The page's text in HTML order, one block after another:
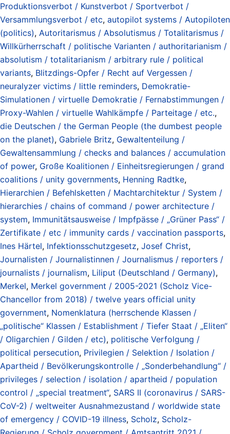
Produktionsverbot / Kunstverbot / Sportverbot /
Versammlungsverbot / etc, autopilot systems / Autopiloten
(politics), Autoritarismus / Absolutismus / Totalitarismus /
Willkürherrschaft / politische Varianten / authoritarianism /
absolutism / totalitarianism / arbitrary rule / political
variants, Blitzdings-Opfer / Recht auf Vergessen /
neuralyzer victims / little reminders, Demokratie-
Simulationen / virtuelle Demokratie / Fernabstimmungen /
Proxy-Wahlen / virtuelle Wahlkämpfe / Parteitage / etc.,
die Deutschen / the German People (the dumbest people
on the planet), Gabriele Britz, Gewaltenteilung /
Gewaltensammlung / checks and balances / accumulation
of power, Große Koalitionen / Einheitsregierungen / grand
coalitions / unity governments, Henning Radtke,
Hierarchien / Befehlsketten / Machtarchitektur / System /
hierarchies / chains of command / power architecture /
system, Immunitätsausweise / Impfpässe / „Grüner Pass“ /
Zertifikate / etc / immunity cards / vaccination passports,
Ines Härtel, Infektionsschutzgesetz, Josef Christ,
Journalisten / Journalistinnen / Journalismus / reporters /
journalists / journalism, Liliput (Deutschland / Germany),
Merkel, Merkel government / 2005-2021 (Scholz Vice-
Chancellor from 2018) / twelve years official unity
government, Nomenklatura (herrschende Klassen /
„politische“ Klassen / Establishment / Tiefer Staat / „Eliten“
/ Oligarchien / Gilden / etc), politische Verfolgung /
political persecution, Privilegien / Selektion / Isolation /
Apartheid / Bevölkerungskontrolle / „Sonderbehandlung“ /
privileges / selection / isolation / apartheid / population
control / „special treatment“, SARS II (coronavirus / SARS-
CoV-2) / weltweiter Ausnahmezustand / worldwide state
of emergency / COVID-19 illness, Scholz, Scholz-